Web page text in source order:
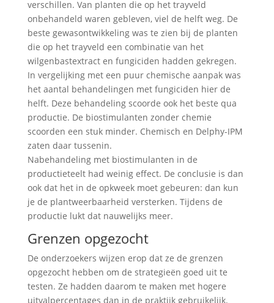
verschillen. Van planten die op het trayveld
onbehandeld waren gebleven, viel de helft weg. De
beste gewasontwikkeling was te zien bij de planten
die op het trayveld een combinatie van het
wilgenbastextract en fungiciden hadden gekregen.
In vergelijking met een puur chemische aanpak was
het aantal behandelingen met fungiciden hier de
helft. Deze behandeling scoorde ook het beste qua
productie. De biostimulanten zonder chemie
scoorden een stuk minder. Chemisch en Delphy-IPM
zaten daar tussenin.
Nabehandeling met biostimulanten in de
productieteelt had weinig effect. De conclusie is dan
ook dat het in de opkweek moet gebeuren: dan kun
je de plantweerbaarheid versterken. Tijdens de
productie lukt dat nauwelijks meer.
Grenzen opgezocht
De onderzoekers wijzen erop dat ze de grenzen
opgezocht hebben om de strategieën goed uit te
testen. Ze hadden daarom te maken met hogere
uitvalpercentages dan in de praktijk gebruikelijk.